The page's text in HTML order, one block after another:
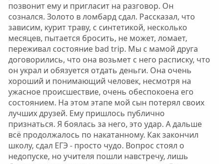
позвонит ему и пригласит на разговор. Он
сознался. Золото в ломбард сдал. Рассказал, что
зависим, курит траву, с синтетикой, несколько
месяцев, пытается бросить, не может, ломает,
переживал состояние bad trip. Мы с мамой друга
договорились, что она возьмет с него расписку, что
он украл и обязуется отдать деньги. Она очень
хороший и понимающий человек, несмотря на
ужасное происшествие, очень обеспокоена его
состоянием. На этом этапе мой сын потерял своих
лучших друзей. Ему пришлось публично
признаться. Я боялась за него, это удар. А дальше
всё продолжалось по накатанному. Как закончил
школу, сдал ЕГЭ - просто чудо. Вопрос стоял о
недопуске, но учителя пошли навстречу, лишь